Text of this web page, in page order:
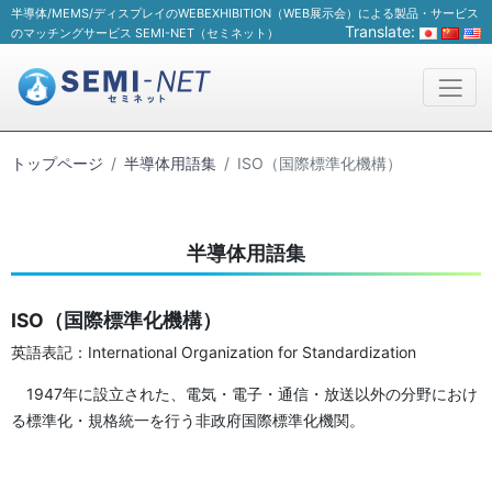
半導体/MEMS/ディスプレイのWEBEXHIBITION（WEB展示会）による製品・サービス
のマッチングサービス SEMI-NET（セミネット）
Translate:
トップページ 半導体用語集 ISO（国際標準化機構）
半導体用語集
ISO（国際標準化機構）
英語表記：International Organization for Standardization
1947年に設立された、電気・電子・通信・放送以外の分野におけ
る標準化・規格統一を行う非政府国際標準化機関。